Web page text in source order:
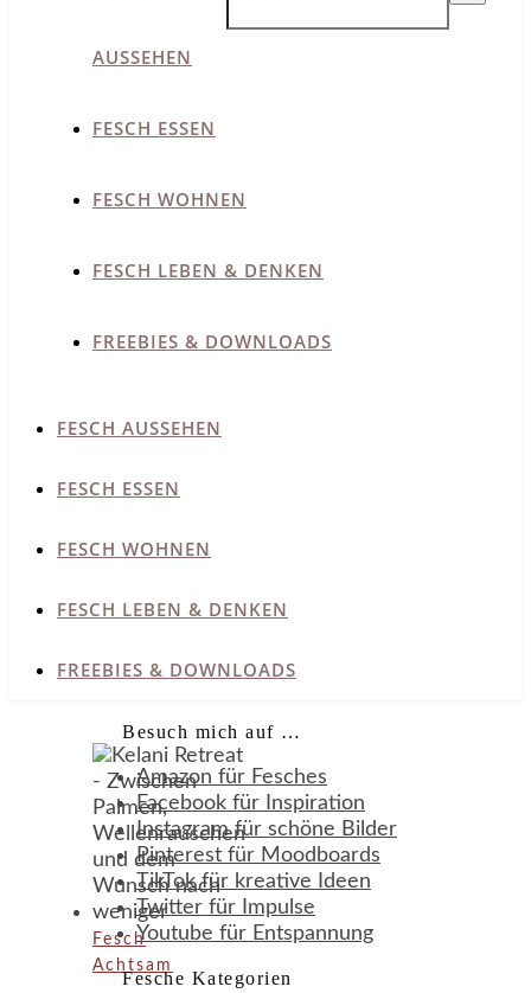
AUSSEHEN
FESCH ESSEN
FESCH WOHNEN
FESCH LEBEN & DENKEN
FREEBIES & DOWNLOADS
FESCH AUSSEHEN
FESCH ESSEN
FESCH WOHNEN
FESCH LEBEN & DENKEN
FREEBIES & DOWNLOADS
Fesch
Achtsam
Besuch mich auf …
Amazon für Fesches
Facebook für Inspiration
Instagram für schöne Bilder
Pinterest für Moodboards
TikTok für kreative Ideen
Twitter für Impulse
Youtube für Entspannung
Fesche Kategorien